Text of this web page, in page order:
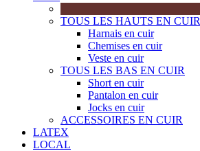
TOUS LES HAUTS EN CUIR
Harnais en cuir
Chemises en cuir
Veste en cuir
TOUS LES BAS EN CUIR
Short en cuir
Pantalon en cuir
Jocks en cuir
ACCESSOIRES EN CUIR
LATEX
LOCAL